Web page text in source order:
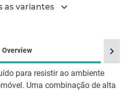
as variantes expand_more
Overview
para resistir ao ambiente
Uma combinação de alta
chevron_right